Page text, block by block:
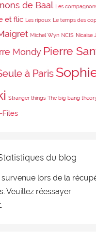
de Baal Les
et flic Les ripoux Le temps des
Michel Wyn NCIS Nicaise
Mondy Pierre
à Paris
Stranger things The big bang
Files
du blog
lors de la
Veuillez réessayer